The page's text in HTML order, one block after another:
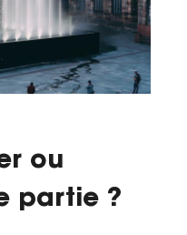
ou
partie ?